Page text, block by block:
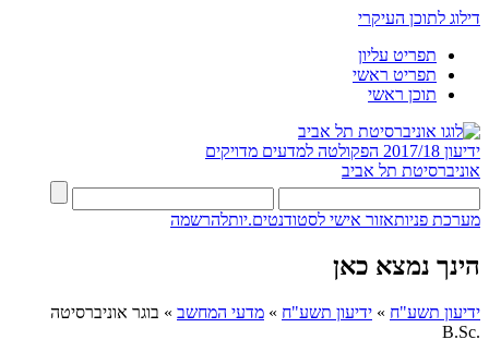
דילוג לתוכן העיקרי
תפריט עליון
תפריט ראשי
תוכן ראשי
ידיעון 2017/18
הפקולטה למדעים מדויקים
אוניברסיטת תל אביב
מערכת פניותאזור אישי לסטודנטים.יותלהרשמה
הינך נמצא כאן
ידיעון תשע"ח » ידיעון תשע"ח » מדעי המחשב » בוגר אוניברסיטה
.B.Sc